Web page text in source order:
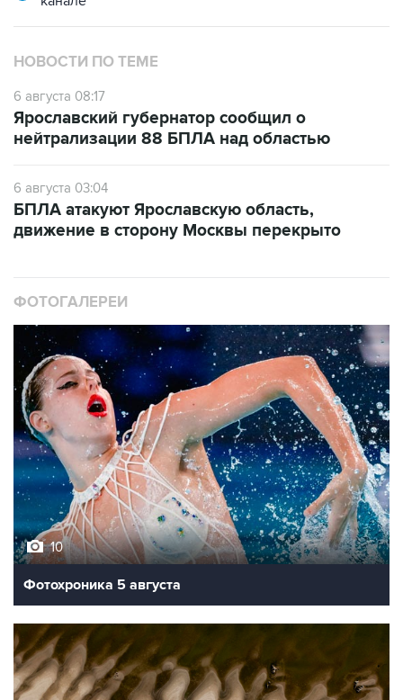
НОВОСТИ ПО ТЕМЕ
6 августа 08:17
Ярославский губернатор сообщил о
нейтрализации 88 БПЛА над областью
6 августа 03:04
БПЛА атакуют Ярославскую область,
движение в сторону Москвы перекрыто
ФОТОГАЛЕРЕИ
10
Фотохроника 5 августа